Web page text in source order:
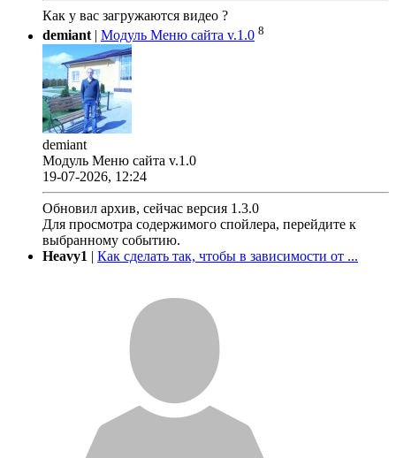
Как у вас загружаются видео ?
demiant| Модуль Меню сайта v.1.0 8
demiant
Модуль Меню сайта v.1.0
19-07-2026, 12:24
Обновил архив, сейчас версия 1.3.0
Для просмотра содержимого спойлера, перейдите к
выбранному событию.
Heavy1 | Как сделать так, чтобы в зависимости от ...